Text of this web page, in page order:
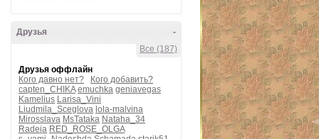
-
Друзья
Все (187)
Друзья оффлайн
Кого давно нет?
Кого добавить?
capten_CHIKA emuchka geniavegas
Kamelius Larisa_Vini
Liudmila_Sceglova lola-malvina
Mirosslava MsTataka Nataha_34
Radeia RED_ROSE_OLGA